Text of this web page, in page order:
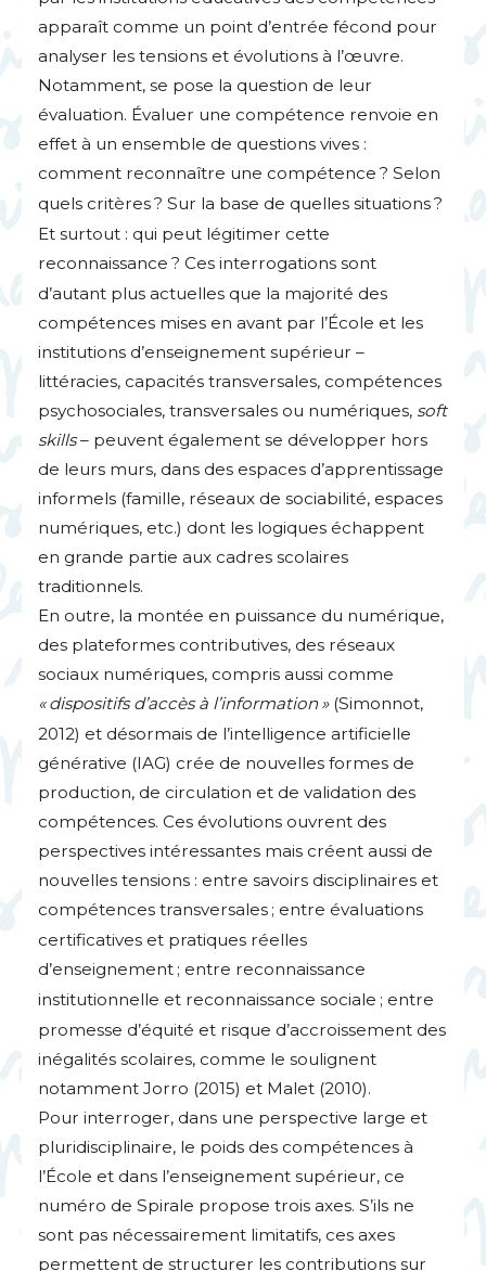
apparaît comme un point d’entrée fécond pour
analyser les tensions et évolutions à l’œuvre.
Notamment, se pose la question de leur
évaluation. Évaluer une compétence renvoie en
effet à un ensemble de questions vives :
comment reconnaître une compétence ? Selon
quels critères? Sur la base de quelles situations?
Et surtout : qui peut légitimer cette
reconnaissance ? Ces interrogations sont
d’autant plus actuelles que la majorité des
compétences mises en avant par l’École et les
institutions d’enseignement supérieur –
littéracies, capacités transversales, compétences
psychosociales, transversales ou numériques, soft
skills– peuvent également se développer hors
de leurs murs, dans des espaces d’apprentissage
informels (famille, réseaux de sociabilité, espaces
numériques, etc.) dont les logiques échappent
en grande partie aux cadres scolaires
traditionnels.
En outre, la montée en puissance du numérique,
des plateformes contributives, des réseaux
sociaux numériques, compris aussi comme
« dispositifs d’accès à l’information »(Simonnot,
2012) et désormais de l’intelligence artificielle
générative (IAG) crée de nouvelles formes de
production, de circulation et de validation des
compétences. Ces évolutions ouvrent des
perspectives intéressantes mais créent aussi de
nouvelles tensions : entre savoirs disciplinaires et
compétences transversales ; entre évaluations
certificatives et pratiques réelles
d’enseignement ; entre reconnaissance
institutionnelle et reconnaissance sociale ; entre
promesse d’équité et risque d’accroissement des
inégalités scolaires, comme le soulignent
notamment Jorro (2015) et Malet (2010).
Pour interroger, dans une perspective large et
pluridisciplinaire, le poids des compétences à
l’École et dans l’enseignement supérieur, ce
numéro de Spirale propose trois axes. S’ils ne
sont pas nécessairement limitatifs, ces axes
permettent de structurer les contributions sur